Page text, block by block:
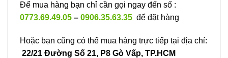
Để mua hàng bạn chỉ cần gọi ngay đến số :
0773.69.49.05 – 0906.35.63.35 để đặt hàng
Hoặc bạn cũng có thể mua hàng trực tiếp tại địa chỉ:
22/21 Đường Số 21, P8 Gò Vấp, TP.HCM